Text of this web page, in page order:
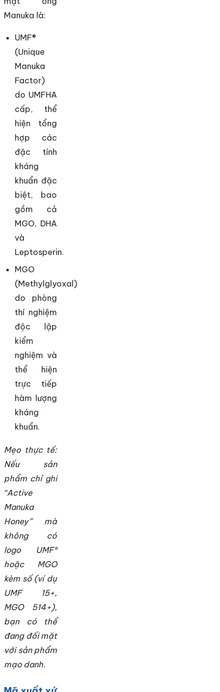
Manuka là:
UMF®
(Unique
Manuka
Factor)
do UMFHA
cấp, thể
hiện tổng
hợp các
đặc tính
kháng
khuẩn đặc
biệt, bao
gồm cả
MGO, DHA
và
Leptosperin.
MGO
(Methylglyoxal)
do phòng
thí nghiệm
độc lập
kiểm
nghiệm và
thể hiện
trực tiếp
hàm lượng
kháng
khuẩn.
Mẹo thực tế:
Nếu sản
phẩm chỉ ghi
“Active
Manuka
Honey” mà
không có
logo UMF®
hoặc MGO
kèm số (ví dụ
UMF 15+,
MGO 514+),
bạn có thể
đang đối mặt
với sản phẩm
mạo danh.